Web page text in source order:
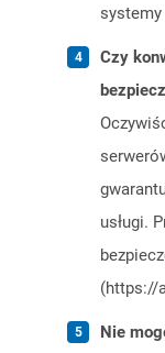
Czy
usługi.
(https://
Nie